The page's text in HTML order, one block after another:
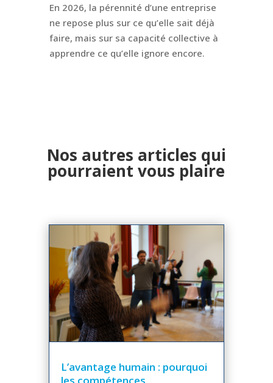
En 2026, la pérennité d’une entreprise
ne repose plus sur ce qu’elle sait déjà
faire, mais sur sa capacité collective à
apprendre ce qu’elle ignore encore.
Nos autres articles qui
pourraient vous plaire
L’avantage humain : pourquoi
les compétences